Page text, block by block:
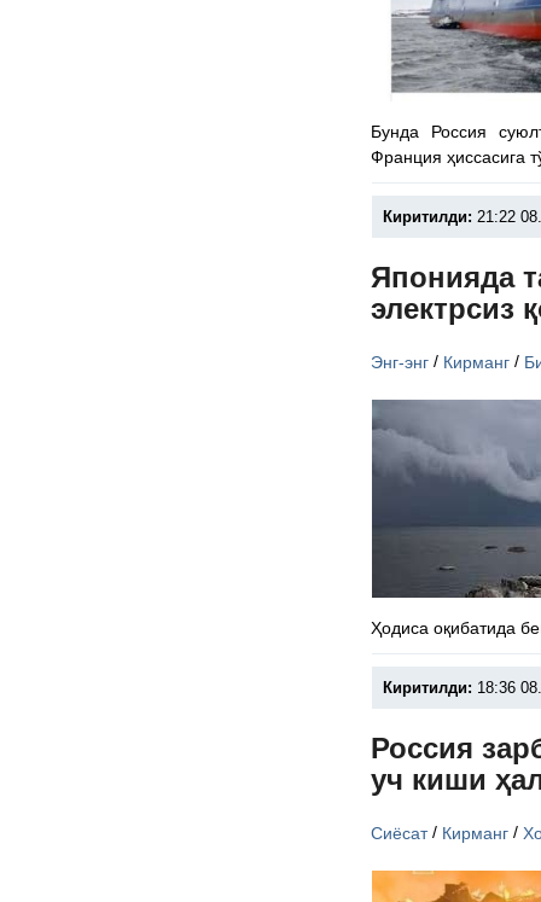
Бунда Россия
Франция ҳиссасига
Киритилди: 21:22
Японияда
электрсиз
Энг-энг / Кирманг /
Ҳодиса оқибатида
Киритилди: 18:36
Россия
уч киши
Сиёсат/ Кирманг /